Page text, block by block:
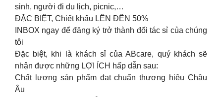
sinh, người đi du lịch, picnic,…
ĐẶC BIỆT, Chiết khấu LÊN ĐẾN 50%
INBOX ngay để đăng ký trở thành đối tác sỉ của chúng
tôi
Đặc biệt, khi là khách sỉ của ABcare, quý khách sẽ
nhận được những LỢI ÍCH hấp dẫn sau:
Chất lượng sản phẩm đạt chuẩn thương hiệu Châu
Âu